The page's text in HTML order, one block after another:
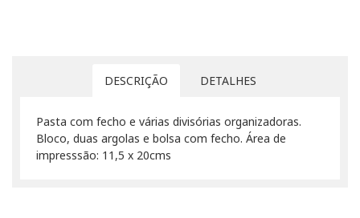
DESCRIÇÃO DETALHES
Pasta com fecho e várias divisórias organizadoras.
Bloco, duas argolas e bolsa com fecho. Área de
impresssão: 11,5 x 20cms